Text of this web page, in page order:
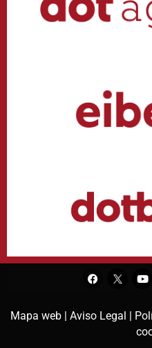
Mapa web | Aviso Legal |